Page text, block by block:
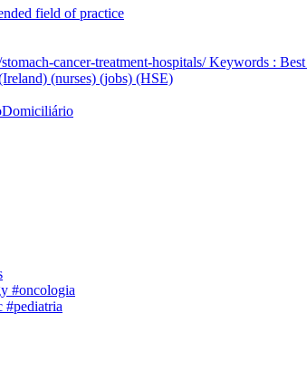
field of practice
cancer-treatment-hospitals/ Keywords :
(nurses) (jobs) (HSE)
#oncologia
#pediatria